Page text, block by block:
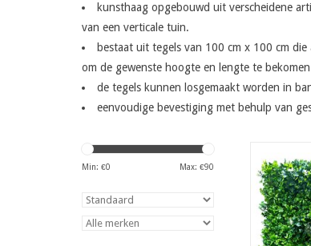
kunsthaag opgebouwd uit verscheidene
van een verticale tuin.
bestaat uit tegels van 100 cm x 100 cm
om de gewenste hoogte en lengte te
de tegels kunnen losgemaakt worden in
eenvoudige bevestiging met behulp van
Min: €0 Max: €90